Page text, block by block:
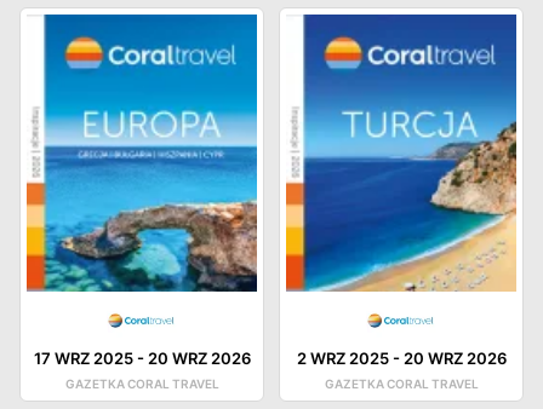
17 WRZ 2025-20 WRZ 2026
GAZETKA CORAL TRAVEL
2 WRZ 2025-20 WRZ 2026
GAZETKA CORAL TRAVEL